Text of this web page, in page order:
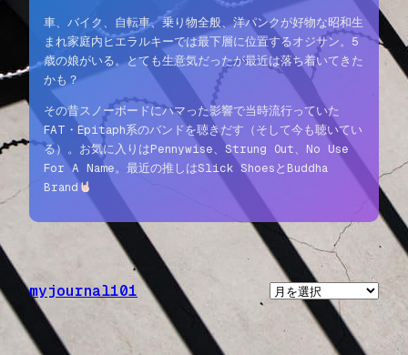
車、バイク、自転車、乗り物全般、洋パンクが好物な昭和生
まれ家庭内ヒエラルキーでは最下層に位置するオジサン。5
歳の娘がいる。とても生意気だったが最近は落ち着いてきた
かも？
その昔スノーボードにハマった影響で当時流行っていた
FAT・Epitaph系のバンドを聴きだす（そして今も聴いてい
る）。お気に入りはPennywise、Strung Out、No Use
For A Name。最近の推しはSlick ShoesとBuddha
Brand
myjournal101
ア